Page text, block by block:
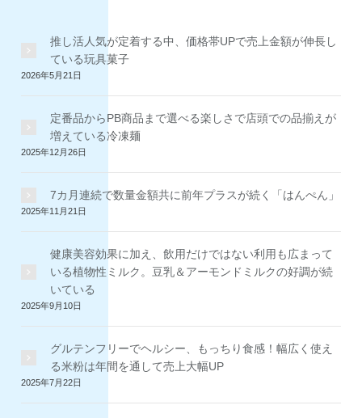
推し活人気が定着する中、価格帯UPで売上金額が伸長し
ている玩具菓子
2026年5月21日
定番品からPB商品まで選べる楽しさで店頭での品揃えが
増えている冷凍麺
2025年12月26日
7カ月連続で数量金額共に前年プラスが続く「はんぺん」
2025年11月21日
健康美容効果に加え、飲用だけではない利用も広まって
いる植物性ミルク。豆乳＆アーモンドミルクの好調が続
いている
2025年9月10日
グルテンフリーでヘルシー、もっちり食感！幅広く使え
る米粉は年間を通して売上大幅UP
2025年7月22日